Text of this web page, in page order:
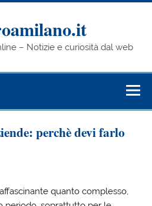
– Notizie e curiosità dal web
perchè devi farlo
quanto complesso,